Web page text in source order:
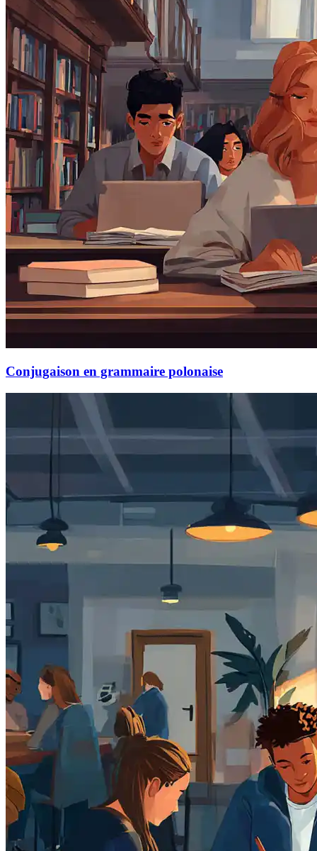
Conjugaison en grammaire polonaise